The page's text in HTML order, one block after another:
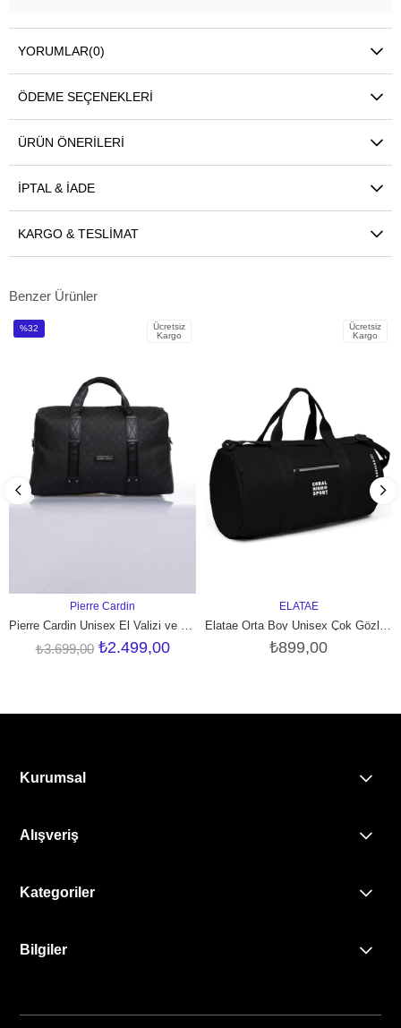
YORUMLAR(0)
ÖDEME SEÇENEKLERI
ÜRÜN ÖNERILERI
İPTAL & İADE
KARGO & TESLIMAT
Benzer Ürünler
SEPETE EKLE
%32
Ücretsiz
Kargo
Pierre Cardin
₺2.499,00
₺3.699,00
SEPETE EKLE
Ücretsiz
Kargo
ELATAE
₺899,00
Kurumsal
Alışveriş
Kategoriler
Bilgiler